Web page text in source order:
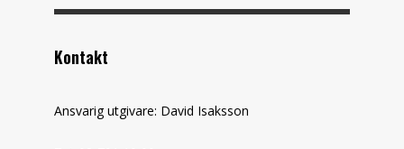
Kontakt
Ansvarig utgivare: David Isaksson